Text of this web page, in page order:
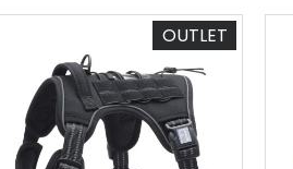
OUTLET